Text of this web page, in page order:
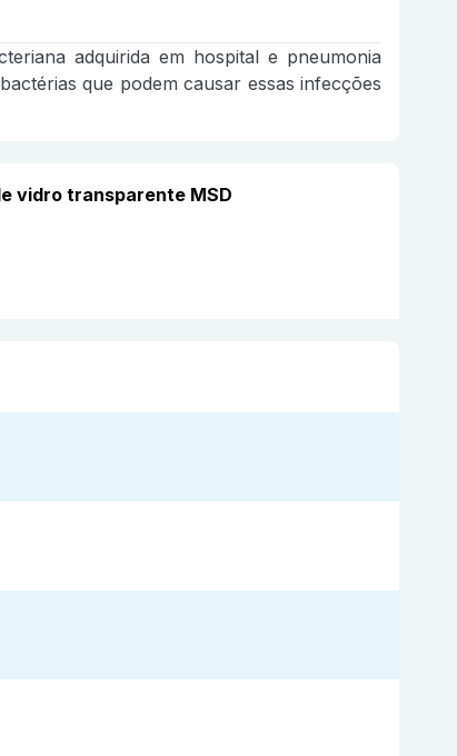
adquirida em hospital e pneumonia
que podem causar essas infecções
vidro transparente MSD